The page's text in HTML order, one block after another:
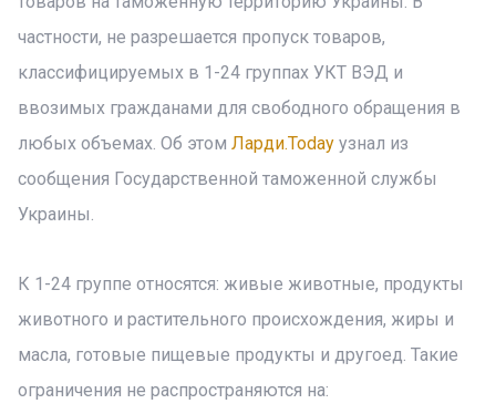
частности, не разрешается пропуск товаров,
классифицируемых в 1-24 группах УКТ ВЭД и
ввозимых гражданами для свободного обращения в
любых объемах. Об этом Ларди.Today узнал из
сообщения Государственной таможенной службы
Украины.
К 1-24 группе относятся: живые животные, продукты
животного и растительного происхождения, жиры и
масла, готовые пищевые продукты и другоед. Такие
ограничения не распространяются на: